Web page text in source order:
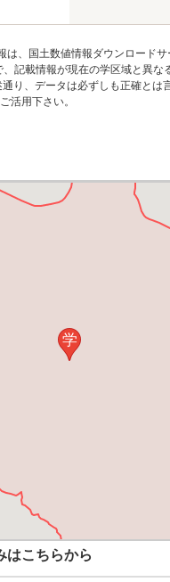
、国土数値情報ダウンロード
記載情報が現在の学区域と異な
り、データは必ずしも正確と
活用下さい。
学
はこちらから